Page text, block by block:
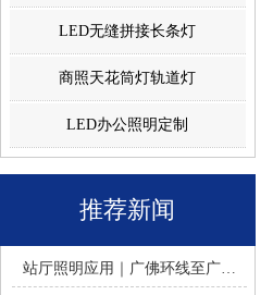
LED无缝拼接长条灯
商照天花筒灯轨道灯
LED办公照明定制
推荐新闻
站厅照明应用｜广佛环线至广州南站 -佛山火树银花照明